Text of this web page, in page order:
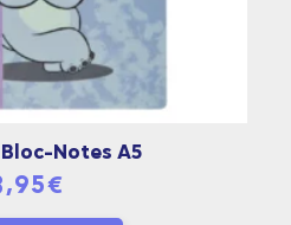
Bloc-Notes A5
€